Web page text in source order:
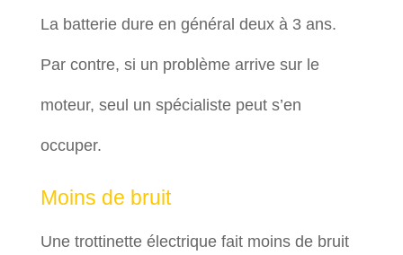
La batterie dure en général deux à 3 ans.
Par contre, si un problème arrive sur le
moteur, seul un spécialiste peut s’en
occuper.
Moins de bruit
Une trottinette électrique fait moins de bruit